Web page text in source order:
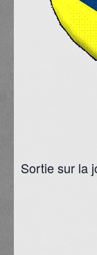
Sortie sur la